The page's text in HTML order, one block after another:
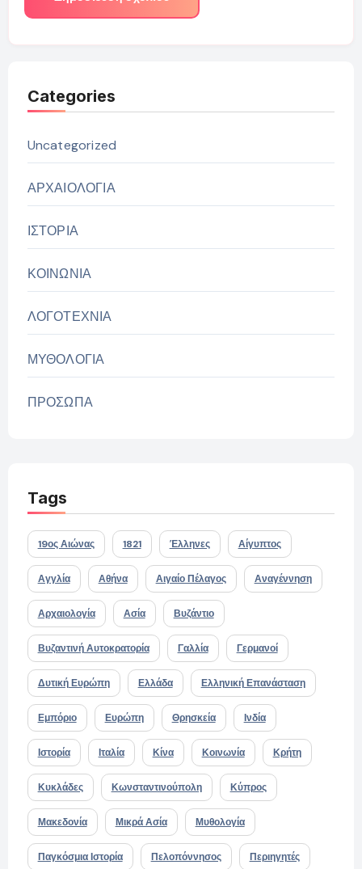
Categories
Uncategorized
ΑΡΧΑΙΟΛΟΓΙΑ
ΙΣΤΟΡΙΑ
ΚΟΙΝΩΝΙΑ
ΛΟΓΟΤΕΧΝΙΑ
ΜΥΘΟΛΟΓΙΑ
ΠΡΟΣΩΠΑ
Tags
19ος Αιώνας 1821 Έλληνες Αίγυπτος
Αγγλία Αθήνα Αιγαίο Πέλαγος Αναγέννηση
Αρχαιολογία Ασία Βυζάντιο
Βυζαντινή Αυτοκρατορία Γαλλία Γερμανοί
Δυτική Ευρώπη Ελλάδα Ελληνική Επανάσταση
Εμπόριο Ευρώπη Θρησκεία Ινδία
Ιστορία Ιταλία Κίνα Κοινωνία Κρήτη
Κυκλάδες Κωνσταντινούπολη Κύπρος
Μακεδονία Μικρά Ασία Μυθολογία
Παγκόσμια Ιστορία Πελοπόννησος Περιηγητές